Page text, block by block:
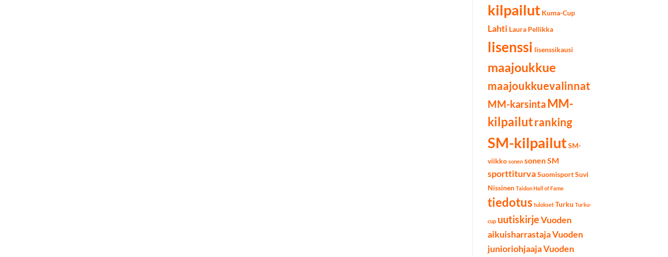
kilpailut Kuma-Cup
Lahti Laura Pellikka
lisenssi lisenssikausi
maajoukkue
maajoukkuevalinnat
MM-karsintaMM-
kilpailutranking
SM-kilpailut SM-
viikko sonen sonen SM
sporttiturva Suomisport Suvi
Nissinen Taidon Hall of Fame
tiedotus tulokset Turku Turku-
cup uutiskirjeVuoden
aikuisharrastajaVuoden
junioriohjaajaVuoden